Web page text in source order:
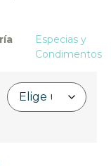
Especias y
Condimentos